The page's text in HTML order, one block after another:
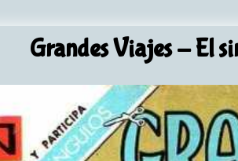
Grandes Viajes- El